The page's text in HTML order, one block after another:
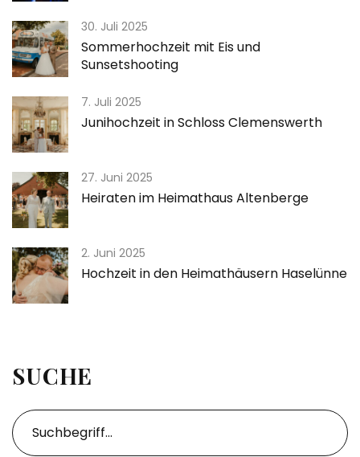
30. Juli 2025
Sommerhochzeit mit Eis und
Sunsetshooting
7. Juli 2025
Junihochzeit in Schloss Clemenswerth
27. Juni 2025
Heiraten im Heimathaus Altenberge
2. Juni 2025
Hochzeit in den Heimathäusern Haselünne
SUCHE